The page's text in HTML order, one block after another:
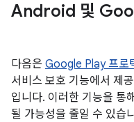
Android 및
다음은 Google Play 프로
서비스 보호 기능에서 제
입니다. 이러한 기능을 통
될 가능성을 줄일 수 있습